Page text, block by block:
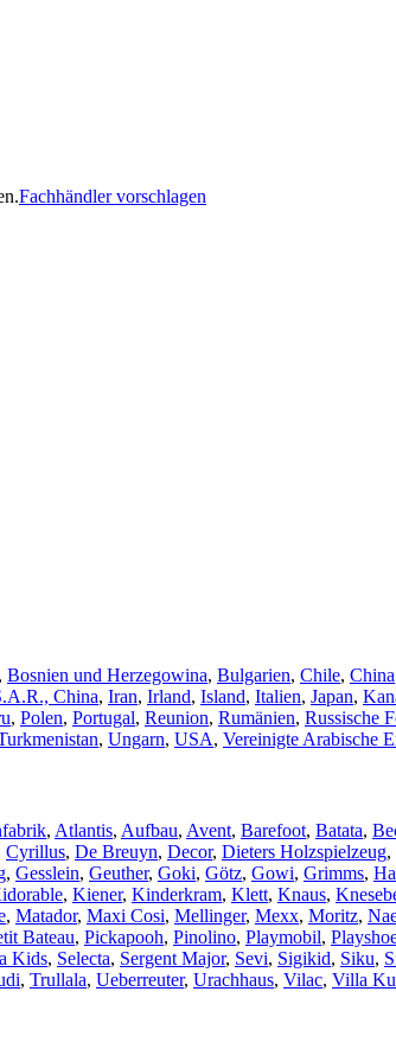
Fachhändler vorschlagen
, Bosnien und Herzegowina, Bulgarien, Chile, China
China, Iran, Irland, Island, Italien, Japan,
, Polen, Portugal, Reunion, Rumänien, Russische
, Ungarn, USA, Vereinigte Arabische
, Atlantis, Aufbau, Avent, Barefoot, Batata,
Cyrillus, De Breuyn, Decor, Dieters Holzspielzeug,
, Gesslein, Geuther, Goki, Götz, Gowi, Grimms,
, Kiener, Kinderkram, Klett, Knaus,
, Matador, Maxi Cosi, Mellinger, Mexx, Moritz,
Bateau, Pickapooh, Pinolino, Playmobil,
Kids, Selecta, Sergent Major, Sevi, Sigikid, Siku,
, Trullala, Ueberreuter, Urachhaus, Vilac, Villa